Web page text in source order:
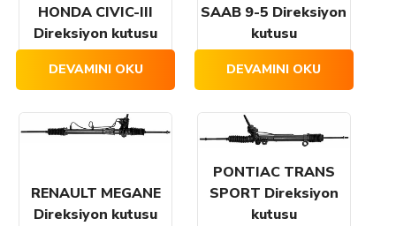
HONDA CIVIC-III
Direksiyon kutusu
DEVAMINI OKU
SAAB 9-5 Direksiyon
kutusu
DEVAMINI OKU
RENAULT MEGANE
Direksiyon kutusu
PONTIAC TRANS
SPORT Direksiyon
kutusu